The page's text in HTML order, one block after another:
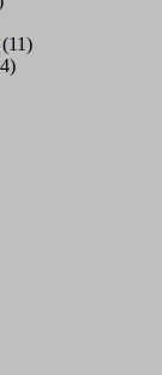
(11)